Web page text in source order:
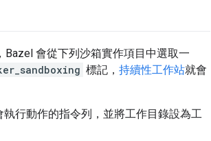
Bazel 會從下列沙箱實作項目中選取一
標記， 持續性工作站就會
行動作的指令列，並將工作目錄設為工